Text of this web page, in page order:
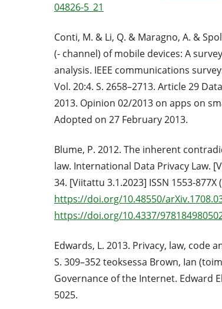
04826-5_21
Conti, M. & Li, Q. & Maragno, A. &
(- channel) of mobile devices: A
analysis. IEEE communications
Vol. 20:4. S. 2658–2713. Article 29
2013. Opinion 02/2013 on apps on
Adopted on 27 February 2013.
Blume, P. 2012. The inherent
law. International Data Privacy Law.
34. [Viitattu 3.1.2023] ISSN 1553-877X
https://doi.org/10.48550/
https://doi.org/10.4337/
Edwards, L. 2013. Privacy, law, code
S. 309–352 teoksessa Brown, Ian
Governance of the Internet. Edward
5025.